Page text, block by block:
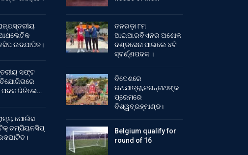
ଉଦଯାପିତ।
ସଫ୍ଟ
ପଦକ ଜିତିଲେ…
ପୋଲିସ
ଚମ୍ପିୟନସିପ୍
ତନରଡ଼ା ୮ମ
ଆଇଆରବିଏନର ଅଶୋକ
ଦଣ୍ଡସେନା ପାଇଲେ ୪ଟି
ସ୍ବର୍ଣ୍ଣପଦକ ।
ବିଦେଶରେ
ରଥଯାତ୍ରା,ଜଗନ୍ନାଥଙ୍କ
ପ୍ରେମରେ
ବିଶ୍ୱବ୍ରହ୍ମାଣ୍ଡ।
Belgium qualify for
round of 16